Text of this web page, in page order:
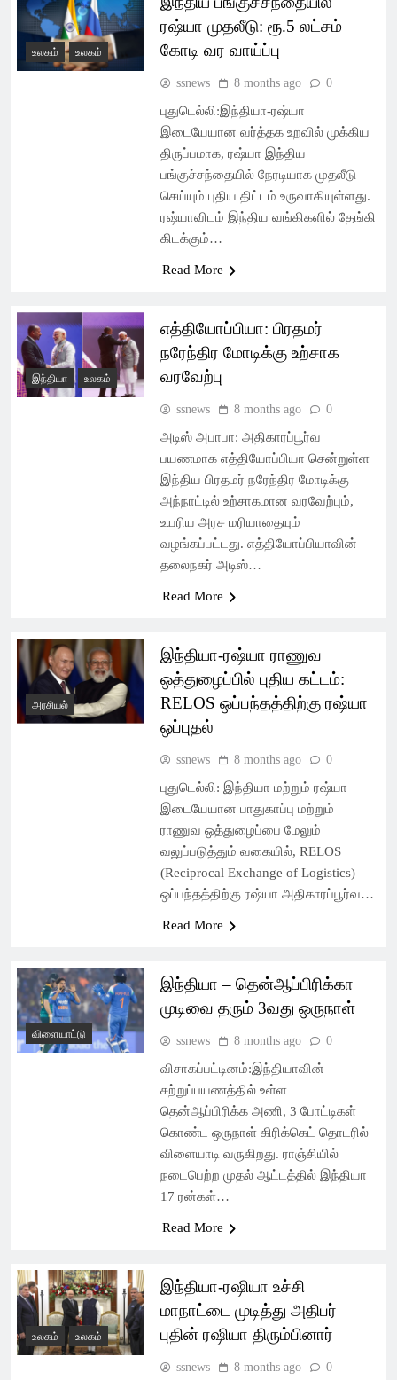
Latest Pondicherry
News, India News,
World News –
SSsnews
உலகம் உலகம்
ரஷ்யா முதலீடு: ரூ.5 லட்சம்
கோடி வர வாய்ப்பு
ssnews 8 months ago 0
புதுடெல்லி:இந்தியா-ரஷ்யா
இடையேயான வர்த்தக உறவில் முக்கிய
திருப்பமாக, ரஷ்யா இந்திய
பங்குச்சந்தையில் நேரடியாக முதலீடு
செய்யும் புதிய திட்டம் உருவாகியுள்ளது.
ரஷ்யாவிடம் இந்திய வங்கிகளில் தேங்கி
கிடக்கும்…
Read More
இந்தியா உலகம்
எத்தியோப்பியா: பிரதமர்
நரேந்திர மோடிக்கு உற்சாக
வரவேற்பு
ssnews 8 months ago 0
அடிஸ் அபாபா: அதிகாரப்பூர்வ
பயணமாக எத்தியோப்பியா சென்றுள்ள
இந்திய பிரதமர் நரேந்திர மோடிக்கு
அந்நாட்டில் உற்சாகமான வரவேற்பும்,
உயரிய அரச மரியாதையும்
வழங்கப்பட்டது. எத்தியோப்பியாவின்
தலைநகர் அடிஸ்…
Read More
அரசியல்
இந்தியா-ரஷ்யா ராணுவ
ஒத்துழைப்பில் புதிய கட்டம்:
RELOS ஒப்பந்தத்திற்கு ரஷ்யா
ஒப்புதல்
ssnews 8 months ago 0
புதுடெல்லி: இந்தியா மற்றும் ரஷ்யா
இடையேயான பாதுகாப்பு மற்றும்
ராணுவ ஒத்துழைப்பை மேலும்
வலுப்படுத்தும் வகையில், RELOS
(Reciprocal Exchange of Logistics)
ஒப்பந்தத்திற்கு ரஷ்யா அதிகாரப்பூர்வ…
Read More
விளையாட்டு
இந்தியா – தென்ஆப்பிரிக்கா
முடிவை தரும் 3வது ஒருநாள்
ssnews 8 months ago 0
விசாகப்பட்டினம்:இந்தியாவின்
சுற்றுப்பயணத்தில் உள்ள
தென்ஆப்பிரிக்க அணி, 3 போட்டிகள்
கொண்ட ஒருநாள் கிரிக்கெட் தொடரில்
விளையாடி வருகிறது. ராஞ்சியில்
நடைபெற்ற முதல் ஆட்டத்தில் இந்தியா
17 ரன்கள்…
Read More
உலகம் உலகம்
இந்தியா-ரஷியா உச்சி
மாநாட்டை முடித்து அதிபர்
புதின் ரஷியா திரும்பினார்
ssnews 8 months ago 0